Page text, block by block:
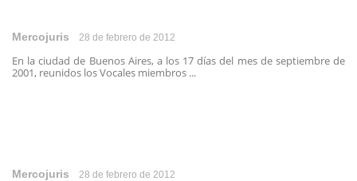
Mercojuris 28 de febrero de 2012
En la ciudad de Buenos Aires, a los 17 días del mes de septiembre de
2001, reunidos los Vocales miembros ...
Mercojuris 28 de febrero de 2012